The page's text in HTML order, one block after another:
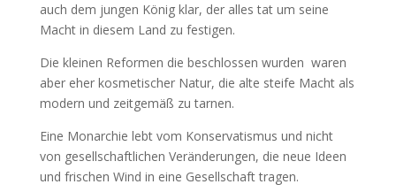
auch dem jungen König klar, der alles tat um seine
Macht in diesem Land zu festigen.
Die kleinen Reformen die beschlossen wurden waren
aber eher kosmetischer Natur, die alte steife Macht als
modern und zeitgemäß zu tarnen.
Eine Monarchie lebt vom Konservatismus und nicht
von gesellschaftlichen Veränderungen, die neue Ideen
und frischen Wind in eine Gesellschaft tragen.